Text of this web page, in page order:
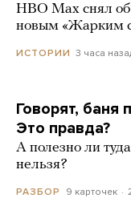
HBO Max снял
новым «Жарким
ИСТОРИИ 3 часа
Говорят, баня
Это правда?
А полезно ли
нельзя?
РАЗБОР 9 карточек